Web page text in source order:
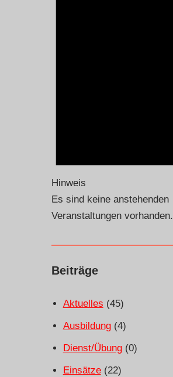
Hinweis
Es sind keine anstehenden
Veranstaltungen vorhanden.
Beiträge
Aktuelles (45)
Ausbildung(4)
Dienst/Übung(0)
Einsätze(22)